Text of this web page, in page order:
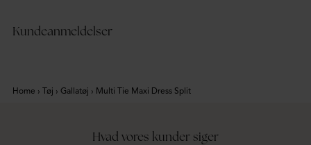
Kundeanmeldelser
Home › Tøj › Gallatøj › Multi Tie Maxi Dress Split
Hvad vores kunder siger